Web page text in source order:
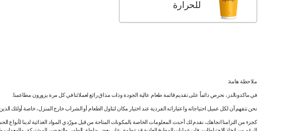
للحرارة
ملاحظة هامة:
في ماكدونالدز، نحرص دائماً على تقديم قائمة طعام عالية الجودة وذات مذاق رائع لعملائنا في كل مرة يزورون مطاعمنا.
نحن نتفهم أن لكل عميل احتياجاته واعتباراته الفردية عند اختيار مكان لتناول الطعام أو الشراب خارج المنزل، خاصة أولئك
كجزء من التزامنا اتجاهك، نقدم لك أحدث المعلومات الخاصة بالمكونات المتاحة من قبل مورّدي المواد الغذائية لدينا